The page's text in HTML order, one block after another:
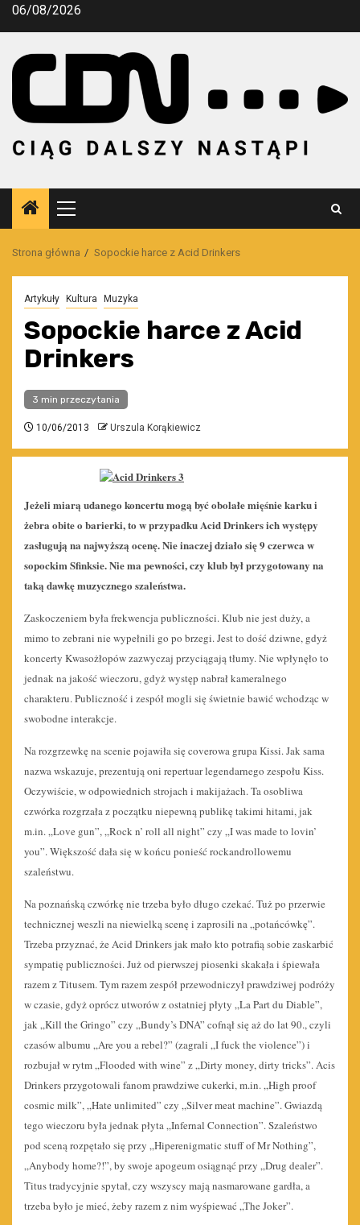
Przejdź
06/08/2026
Menu
główne
Strona główna Sopockie harce z Acid Drinkers
Artykuły Kultura Muzyka
Sopockie harce z Acid
Drinkers
3 min przeczytania
10/06/2013 Urszula Korąkiewicz
Jeżeli miarą udanego koncertu mogą być obolałe mięśnie karku i
żebra obite o barierki, to w przypadku Acid Drinkers ich występy
zasługują na najwyższą ocenę. Nie inaczej działo się 9 czerwca w
sopockim Sfinksie. Nie ma pewności, czy klub był przygotowany na
taką dawkę muzycznego szaleństwa.
Zaskoczeniem była frekwencja publiczności. Klub nie jest duży, a
mimo to zebrani nie wypełnili go po brzegi. Jest to dość dziwne, gdyż
koncerty Kwasożłopów zazwyczaj przyciągają tłumy. Nie wpłynęło to
jednak na jakość wieczoru, gdyż występ nabrał kameralnego
charakteru. Publiczność i zespół mogli się świetnie bawić wchodząc w
swobodne interakcje.
Na rozgrzewkę na scenie pojawiła się coverowa grupa Kissi. Jak sama
nazwa wskazuje, prezentują oni repertuar legendarnego zespołu Kiss.
Oczywiście, w odpowiednich strojach i makijażach. Ta osobliwa
czwórka rozgrzała z początku niepewną publikę takimi hitami, jak
m.in. „Love gun”, „Rock n’ roll all night” czy „I was made to lovin’
you”. Większość dała się w końcu ponieść rockandrollowemu
szaleństwu.
Na poznańską czwórkę nie trzeba było długo czekać. Tuż po przerwie
technicznej weszli na niewielką scenę i zaprosili na „potańcówkę”.
Trzeba przyznać, że Acid Drinkers jak mało kto potrafią sobie zaskarbić
sympatię publiczności. Już od pierwszej piosenki skakała i śpiewała
razem z Titusem. Tym razem zespół przewodniczył prawdziwej podróży
w czasie, gdyż oprócz utworów z ostatniej płyty „La Part du Diable”,
jak „Kill the Gringo” czy „Bundy’s DNA” cofnął się aż do lat 90., czyli
czasów albumu „Are you a rebel?” (zagrali „I fuck the violence”) i
rozbujał w rytm „Flooded with wine” z „Dirty money, dirty tricks”. Acis
Drinkers przygotowali fanom prawdziwe cukerki, m.in. „High proof
cosmic milk”, „Hate unlimited” czy „Silver meat machine”. Gwiazdą
tego wieczoru była jednak płyta „Infernal Connection”.Szaleństwo
pod sceną rozpętało się przy „Hiperenigmatic stuff of Mr Nothing”,
„Anybody home?!”, by swoje apogeum osiągnąć przy „Drug dealer”.
Titus tradycyjnie spytał, czy wszyscy mają nasmarowane gardła, a
trzeba było je mieć, żeby razem z nim wyśpiewać „The Joker”.